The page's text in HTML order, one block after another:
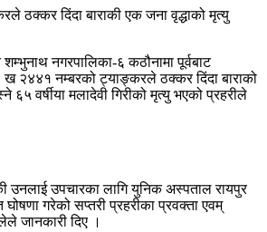
ठक्कर दिंदा बाराकी एक जना वृद्धाको मृत्यु
शम्भुनाथ नगरपालिका-६ कठौनामा पूर्वबाट
ख २४४१ नम्बरको ट्याङ्करले ठक्कर दिंदा बाराको
६५ वर्षीया मलादेवी गिरीको मृत्यु भएको प्रहरीले
उनलाई उपचारका लागि युनिक अस्पताल रायपुर
गरेको सप्तरी प्रहरीका प्रवक्ता एवम्
जानकारी दिए ।